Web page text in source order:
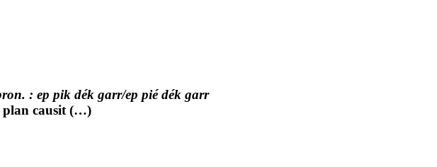
: ep pik dék garr/ep pié dék garr
plan causit (…)